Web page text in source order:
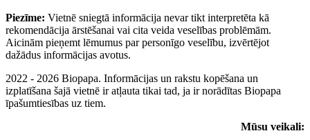
Piezīme: Vietnē sniegtā informācija nevar tikt interpretēta kā
rekomendācija ārstēšanai vai cita veida veselības problēmām.
Aicinām pieņemt lēmumus par personīgo veselību, izvērtējot
dažādus informācijas avotus.
2022 - 2026 Biopapa. Informācijas un rakstu kopēšana un
izplatīšana šajā vietnē ir atļauta tikai tad, ja ir norādītas Biopapa
īpašumtiesības uz tiem.
Mūsu veikali: